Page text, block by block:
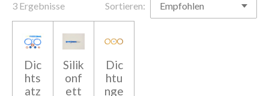
3 Ergebnisse Sortieren:
Dic
hts
atz
Silik
onf
ett
Dic
htu
nge